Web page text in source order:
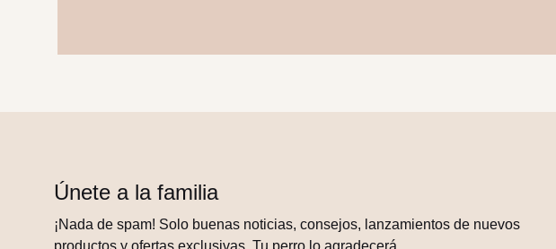
Únete a la familia
¡Nada de spam! Solo buenas noticias, consejos, lanzamientos de nuevos
productos y ofertas exclusivas. Tu perro lo agradecerá.